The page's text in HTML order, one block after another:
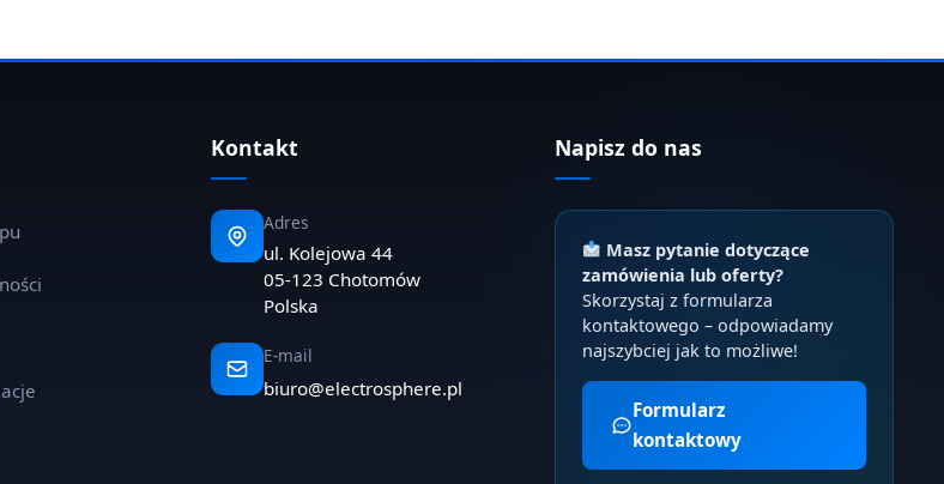
Kontakt
Adres
ul. Kolejowa 44
05-123 Chotomów
Polska
E-mail
biuro@electrosphere.pl
Napisz do nas
Masz pytanie dotyczące
zamówienia lub oferty?
Skorzystaj z formularza
kontaktowego – odpowiadamy
najszybciej jak to możliwe!
Formularz
kontaktowy